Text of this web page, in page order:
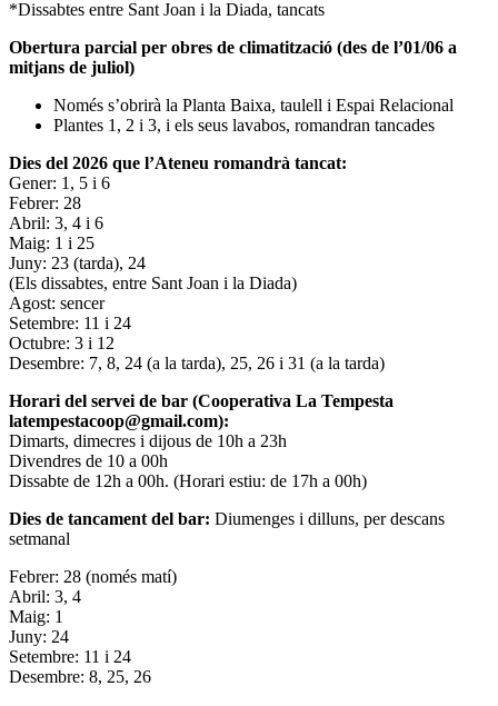
*Dissabtes entre Sant Joan i la Diada, tancats
Obertura parcial per obres de climatització (des de l’01/06 a
mitjans de juliol)
Només s’obrirà la Planta Baixa, taulell i Espai Relacional
Plantes 1, 2 i 3, i els seus lavabos, romandran tancades
Dies del 2026 que l’Ateneu romandrà tancat:
Gener: 1, 5 i 6
Febrer: 28
Abril: 3, 4 i 6
Maig: 1 i 25
Juny: 23 (tarda), 24
(Els dissabtes, entre Sant Joan i la Diada)
Agost: sencer
Setembre: 11 i 24
Octubre: 3 i 12
Desembre: 7, 8, 24 (a la tarda), 25, 26 i 31 (a la tarda)
Horari del servei de bar (Cooperativa La Tempesta
latempestacoop@gmail.com):
Dimarts, dimecres i dijous de 10h a 23h
Divendres de 10 a 00h
Dissabte de 12h a 00h. (Horari estiu: de 17h a 00h)
Dies de tancament del bar: Diumenges i dilluns, per descans
setmanal
Febrer: 28 (només matí)
Abril: 3, 4
Maig: 1
Juny: 24
Setembre: 11 i 24
Desembre: 8, 25, 26